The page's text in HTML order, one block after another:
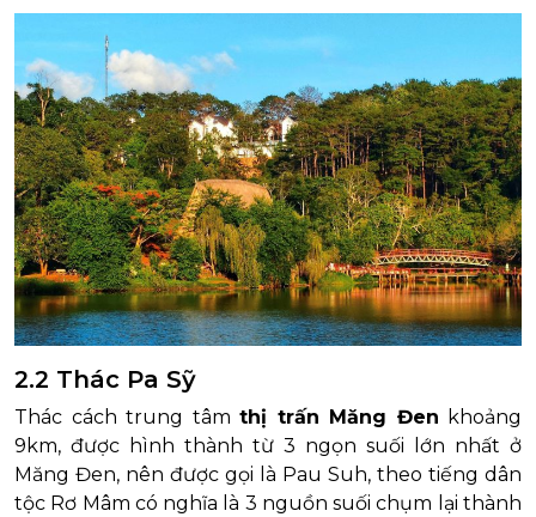
2.2 Thác Pa Sỹ
Thác cách trung tâm thị trấn Măng Đen khoảng
9km, được hình thành từ 3 ngọn suối lớn nhất ở
Măng Đen, nên được gọi là Pau Suh, theo tiếng dân
tộc Rơ Mâm có nghĩa là 3 nguồn suối chụm lại thành